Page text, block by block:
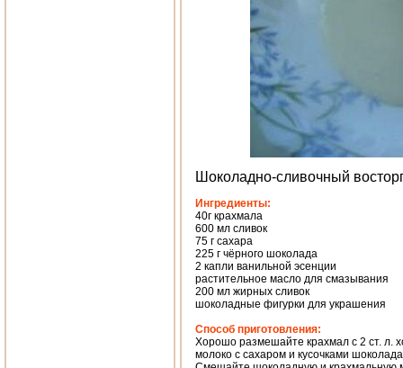
Шоколадно-сливочный
Ингредиенты:
40г крахмала
600 мл сливок
75 г сахара
225 г чёрного шоколада
2 капли ванильной эсенции
растительное масло для смазывания
200 мл жирных сливок
шоколадные фигурки для украшения
Способ приготовления:
Хорошо размешайте крахмал с 2 ст. л.
молоко с сахаром и кусочками